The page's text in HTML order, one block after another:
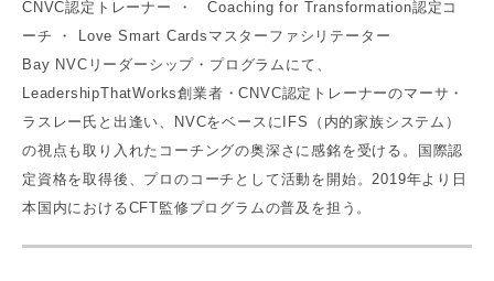
CNVC認定トレーナー ・ Coaching for Transformation認定コ
ーチ ・ Love Smart Cardsマスターファシリテーター
Bay NVCリーダーシップ・プログラムにて、
LeadershipThatWorks創業者・CNVC認定トレーナーのマーサ・
ラスレー氏と出逢い、NVCをベースにIFS（内的家族システム）
の視点も取り入れたコーチングの奥深さに感銘を受ける。国際認
定資格を取得後、プロのコーチとして活動を開始。2019年より日
本国内におけるCFT監修プログラムの普及を担う。